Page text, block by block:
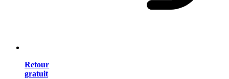
Retour
gratuit